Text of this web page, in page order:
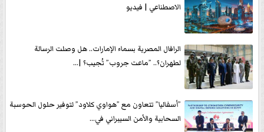
الاصطناعي | فيديو
الرافال المصرية بسماء الإمارات.. هل وصلت الرسالة
لطهران؟.. ”ماعت جروب” تُجيب؟ |...
”أسفاليا” تتعاون مع ”هواوي كلاود” لتوفير حلول الحوسبة
السحابية والأمن السيبراني في...